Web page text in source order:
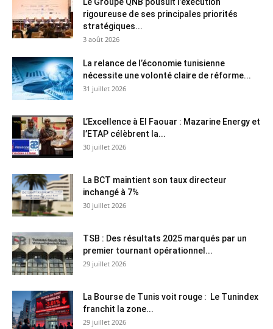
rigoureuse de ses principales priorités
stratégiques...
3 août 2026
La relance de l’économie tunisienne
nécessite une volonté claire de réforme...
31 juillet 2026
L’Excellence à El Faouar : Mazarine Energy et
l’ETAP célèbrent la...
30 juillet 2026
La BCT maintient son taux directeur
inchangé à 7%
30 juillet 2026
TSB : Des résultats 2025 marqués par un
premier tournant opérationnel...
29 juillet 2026
La Bourse de Tunis voit rouge : Le Tunindex
franchit la zone...
29 juillet 2026